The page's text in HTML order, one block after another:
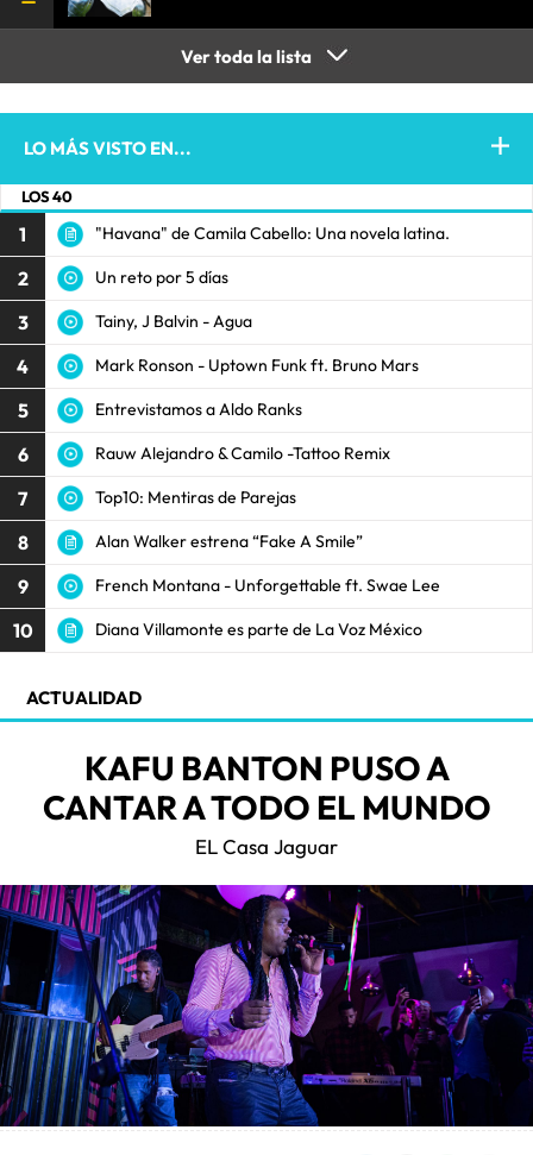
Ver toda la lista
LO MÁS VISTO EN...
LOS 40
1 "Havana" de Camila Cabello: Una novela latina.
2 Un reto por 5 días
3 Tainy, J Balvin - Agua
4 Mark Ronson - Uptown Funk ft. Bruno Mars
5 Entrevistamos a Aldo Ranks
6 Rauw Alejandro & Camilo -Tattoo Remix
7 Top10: Mentiras de Parejas
8 Alan Walker estrena “Fake A Smile”
9 French Montana - Unforgettable ft. Swae Lee
10 Diana Villamonte es parte de La Voz México
ACTUALIDAD
KAFU BANTON PUSO A
CANTAR A TODO EL MUNDO
EL Casa Jaguar